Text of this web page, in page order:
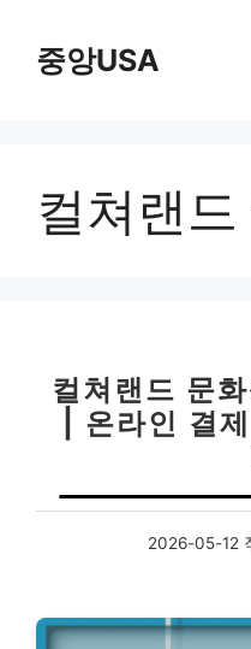
중앙USA
컬쳐랜드
컬쳐랜드 문
| 온라인 결
2026-05-12